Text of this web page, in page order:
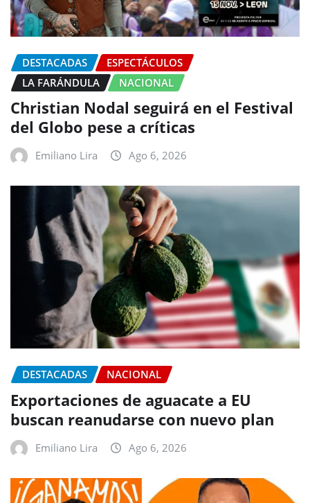
DESTACADAS
ESPECTÁCULOS
LA FARÁNDULA
NACIONAL
Christian Nodal seguirá en el Festival
del Globo pese a críticas
Emiliano Lira Ago 6, 2026
DESTACADAS NACIONAL
Exportaciones de aguacate a EU
buscan reanudarse con nuevo plan
Emiliano Lira Ago 6, 2026